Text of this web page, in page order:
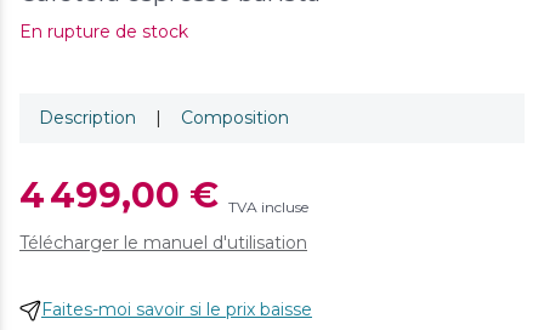
En rupture de stock
Description | Composition
4 499,00 € TVA incluse
Télécharger le manuel d'utilisation
Faites-moi savoir si le prix baisse